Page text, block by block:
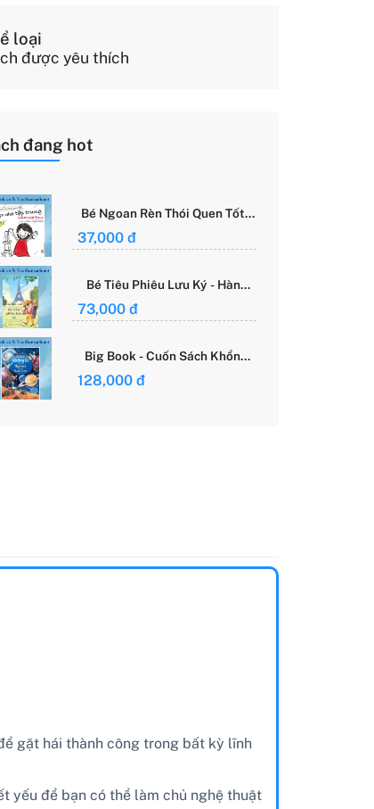
loại
được yêu thích
đang hot
Bé Ngoan Rèn Thói Quen Tốt -
37,000 đ
Bé Tiêu Phiêu Lưu Ký - Hành
Giới Của Cô Gái Việt
73,000 đ
Big Book - Cuốn Sách Khổng
Hành Tinh (Tái Bản)
128,000 đ
gặt hái thành công trong bất kỳ lĩnh
yếu để bạn có thể làm chủ nghệ thuật